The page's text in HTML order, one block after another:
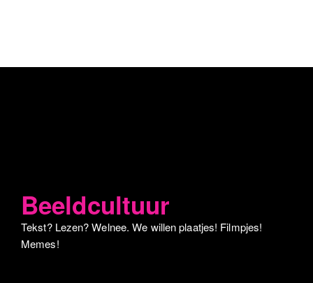
Beeldcultuur
Tekst? Lezen? Welnee. We willen plaatjes! Filmpjes!
Memes!